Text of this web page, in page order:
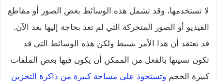
لا تستخدمها، وقد تشمل هذه الوسائط بعض الصور أو مقاطع
الفيديو أو الصور المتحركة التي لم تعد بحاجة إليها بعد الآن.
قد تعتقد أن هذا الأمر بسيط ولكن هذه الوسائط التي قد
تكون نسيتها بالفعل من الممكن أن يكون فيها بعض الملفات
كبيرة الحجم وتستحوذ على مساحة كبيرة من ذاكرة التخزين